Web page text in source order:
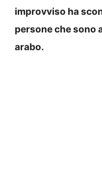
improvviso ha
persone che sono
arabo.